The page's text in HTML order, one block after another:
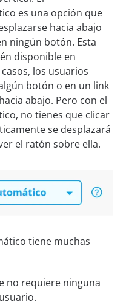
es una opción que
hacia abajo
ningún botón. Esta
disponible en
los usuarios
botón o en un link
abajo. Pero con el
no tienes que clicar
se desplazará
el ratón sobre ella.
tiene muchas
no requiere ninguna